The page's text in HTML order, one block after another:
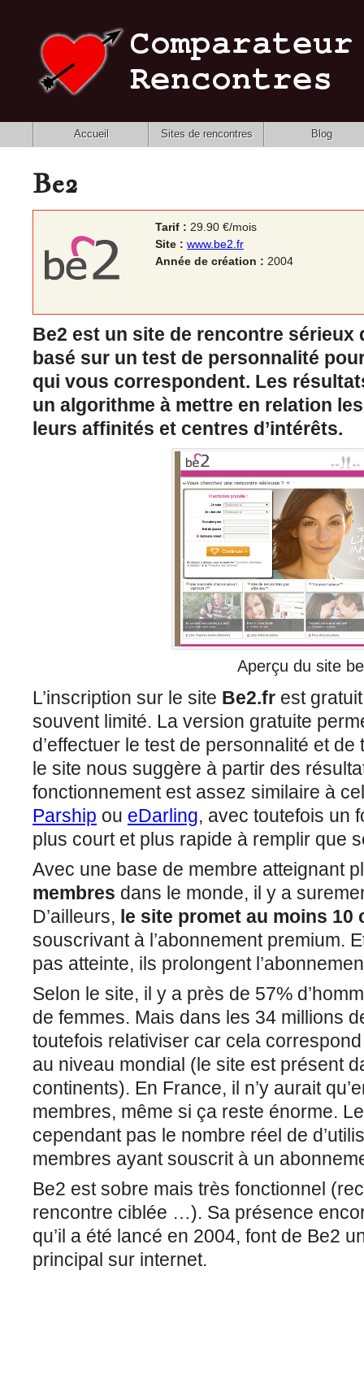
Accueil Sites de rencontres Blog
Be2
Tarif : 29.90 €/mois
Site : www.be2.fr
Année de création : 2004
Be2 est un site de rencontre sérieux
basé sur un test de personnalité
qui vous correspondent. Les
un algorithme à mettre en relation
leurs affinités et centres d’intérêts.
Aperçu du site
L’inscription sur le site Be2.fr est
souvent limité. La version gratuite
d’effectuer le test de personnalité et
le site nous suggère à partir des
fonctionnement est assez similaire à
Parship ou eDarling, avec toutefois un
plus court et plus rapide à remplir que
Avec une base de membre atteignant
membres dans le monde, il y a
D’ailleurs, le site promet au moins 10
souscrivant à l’abonnement premium.
pas atteinte, ils prolongent
Selon le site, il y a près de 57%
de femmes. Mais dans les 34 millions
toutefois relativiser car cela
au niveau mondial (le site est présent
continents). En France, il n’y aurait
membres, même si ça reste énorme.
cependant pas le nombre réel de
membres ayant souscrit à un
Be2 est sobre mais très fonctionnel
rencontre ciblée …). Sa présence
qu’il a été lancé en 2004, font de Be2
principal sur internet.